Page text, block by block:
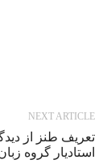
NEXT ARTICLE
تعریف طنز از
استادیار گروه